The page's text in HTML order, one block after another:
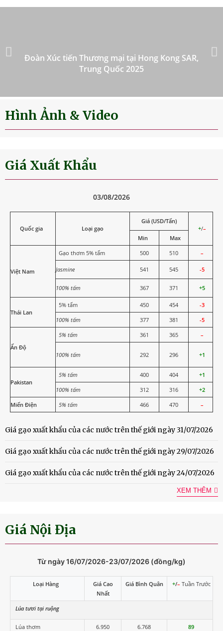
Đoàn Xúc tiến Thương mại tại Hong Kong SAR,
Trung Quốc 2025
Hình Ảnh & Video
Giá Xuất Khẩu
03/08/2026
Quốc gia Loại gạo
Giá (USD/Tấn)
+/–
Min
Max
Việt Nam
Gạo thơm 5% tấm 500 510 –
Jasmine 541 545 -5
100% tấm 367 371 +5
Thái Lan
5% tấm 450 454
-3
100% tấm
377 381 -5
Ấn Độ
5% tấm 361 365 –
100% tấm 292 296 +1
Pakistan
5% tấm 400 404
+1
100% tấm
312 316
+2
Miến Điện
5% tấm 466 470 –
Giá gạo xuất khẩu của các nước trên thế giới ngày 31/07/2026
Giá gạo xuất khẩu của các nước trên thế giới ngày 29/07/2026
Giá gạo xuất khẩu của các nước trên thế giới ngày 24/07/2026
XEM THÊM
Giá Nội Địa
Từ ngày 16/07/2026-23/07/2026 (đồng/kg)
Loại Hàng
Giá Cao
Nhất
Giá Bình Quân +/– Tuần Trước
Lúa tươi tại ruộng
Lúa thơm 6.950 6.768 89